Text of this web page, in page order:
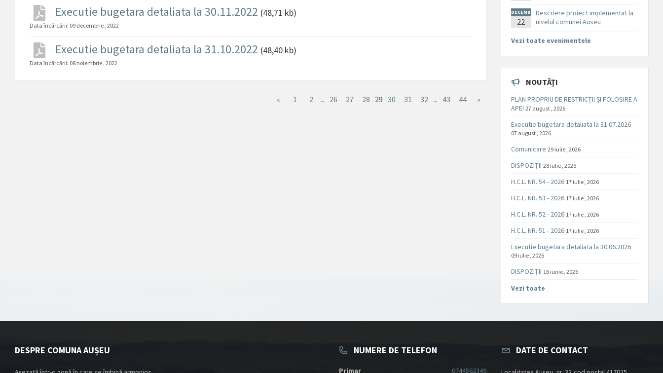
Executie bugetara detaliata la 30.11.2022 (48,71 kb)
Data încărcării: 09 decembrie , 2022
Executie bugetara detaliata la 31.10.2022 (48,40 kb)
Data încărcării: 08 noiembrie , 2022
« 1 2 ... 26 27 28 29 30 31 32 ... 43 44 »
DECEMB
RIE
22
Descriere proiect implementat la
nivelul comunei Auseu
Vezi toate evenimentele
NOUTĂȚI
PLAN PROPRIU DE RESTRICȚII ȘI FOLOSIRE A
APEI 27 august , 2026
Executie bugetara detaliata la 31.07.2026
07 august , 2026
Comunicare 29 iulie , 2026
DISPOZIȚII 28 iulie , 2026
H.C.L. NR. 54 - 2026 17 iulie , 2026
H.C.L. NR. 53 - 2026 17 iulie , 2026
H.C.L. NR. 52 - 2026 17 iulie , 2026
H.C.L. NR. 51 - 2026 17 iulie , 2026
Executie bugetara detaliata la 30.06.2026
09 iulie , 2026
DISPOZIȚII 16 iunie , 2026
Vezi toate
DESPRE COMUNA AUȘEU NUMERE DE TELEFON
Primar 0744562349
DATE DE CONTACT